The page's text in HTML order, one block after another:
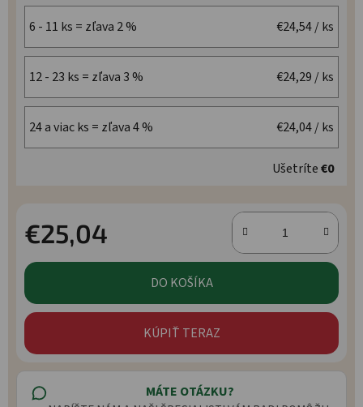
6 - 11 ks = zľava 2 % €24,54/ ks
12 - 23 ks = zľava 3 % €24,29 / ks
24 a viac ks = zľava 4 % €24,04/ ks
Ušetríte€0
€25,04
Jednotková cena:
DO KOŠÍKA
KÚPIŤ TERAZ
MÁTE OTÁZKU?